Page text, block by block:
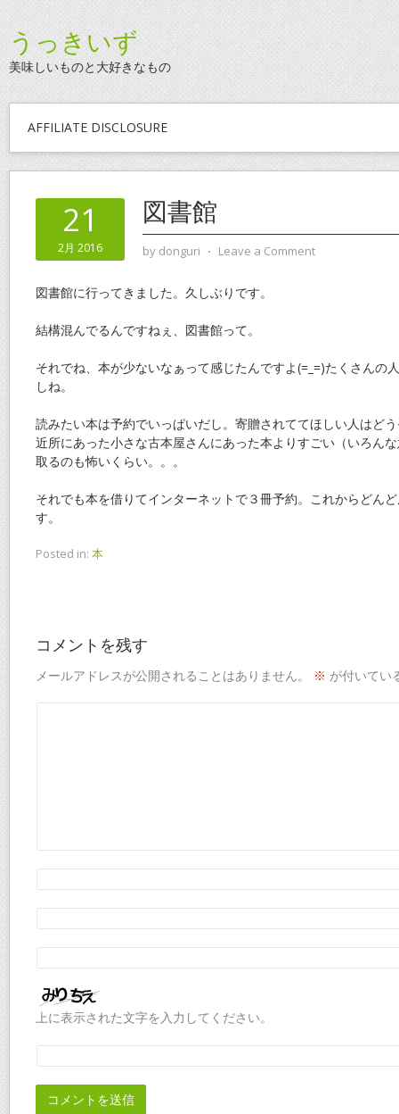
うっきいず
美味しいものと大好きなもの
AFFILIATE DISCLOSURE
21
2月 2016
図書館
by donguri ⋅ Leave a Comment
図書館に行ってきました。久しぶりです。
結構混んでるんですねぇ、図書館って。
それでね、本が少ないなぁって感じたんですよ(=_=)たくさんの
しね。
読みたい本は予約でいっぱいだし。寄贈されててほしい人はど
近所にあった小さな古本屋さんにあった本よりすごい（いろん
取るのも怖いくらい。。。
それでも本を借りてインターネットで３冊予約。これからどん
す。
Posted in: 本
コメントを残す
メールアドレスが公開されることはありません。 ※ が付いてい
上に表示された文字を入力してください。